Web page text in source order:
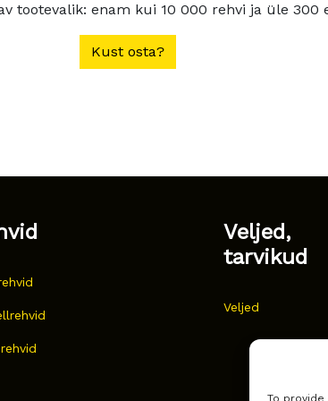
To
tootevalik: enam kui 10 000 rehvi ja üle 300
Kust osta?
Veljed,
tarvikud
Veljed